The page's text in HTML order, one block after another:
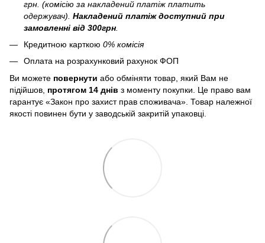
грн. (комісію за накладений платіж платить
одержувач). Накладений платіж доступний при
замовленні від 300грн
Кредитною карткою 0% комісія
Оплата на розрахунковий рахунок ФОП
Ви можете повернути або обміняти товар, який Вам не
підійшов, протягом 14 днів з моменту покупки. Це право вам
гарантує «Закон про захист прав споживача». Товар належної
якості повинен бути у заводській закритій упаковці.